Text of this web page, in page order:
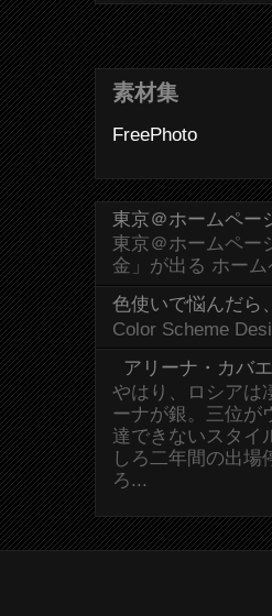
素材集
FreePhoto
東京＠ホームペー
東京＠ホームペー
金」が出る ホー
色使いで悩んだら
Color Scheme
アリーナ・カバ
やはり、ロシア
ーナが銀。三位が
達できないスタイ
しろ二年間の出
ろ...